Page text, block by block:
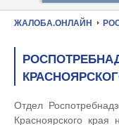
ЖАЛОБА.ОНЛАЙН
Отдел
Красноярского края